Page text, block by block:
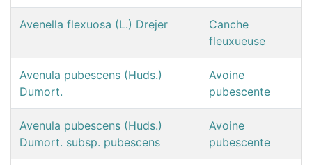
Avenella flexuosa (L.) Drejer
Canche
fleuxueuse
Avenula pubescens (Huds.)
Dumort.
Avoine
pubescente
Avenula pubescens (Huds.)
Dumort. subsp. pubescens
Avoine
pubescente